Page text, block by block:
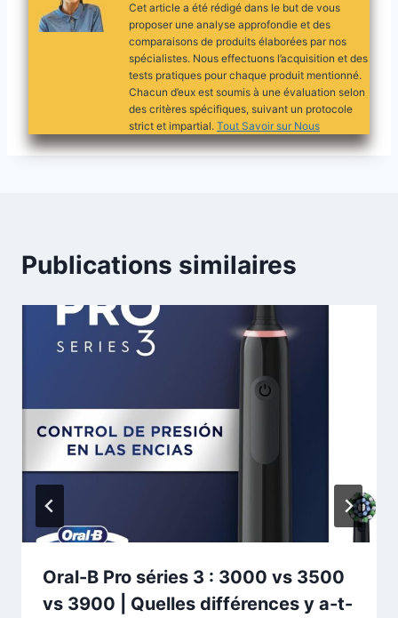
Cet article a été rédigé dans le but de vous
proposer une analyse approfondie et des
comparaisons de produits élaborées par nos
spécialistes. Nous effectuons l’acquisition et des
tests pratiques pour chaque produit mentionné.
Chacun d’eux est soumis à une évaluation selon
des critères spécifiques, suivant un protocole
strict et impartial. Tout Savoir sur Nous
Publications similaires
Oral-B Pro séries 3 : 3000 vs 3500
vs 3900 | Quelles différences y a-t-